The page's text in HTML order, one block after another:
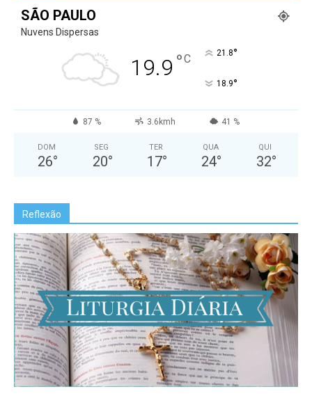
SÃO PAULO
Nuvens Dispersas
19.9 °C 21.8°
18.9°
87 % 3.6kmh 41 %
DOM
26°
SEG
20°
TER
17°
QUA
24°
QUI
32°
Reflexão